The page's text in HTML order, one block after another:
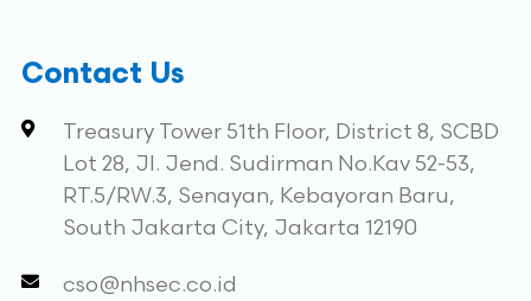
Contact Us
Treasury Tower 51th Floor, District 8, SCBD
Lot 28, Jl. Jend. Sudirman No.Kav 52-53,
RT.5/RW.3, Senayan, Kebayoran Baru,
South Jakarta City, Jakarta 12190
cso@nhsec.co.id